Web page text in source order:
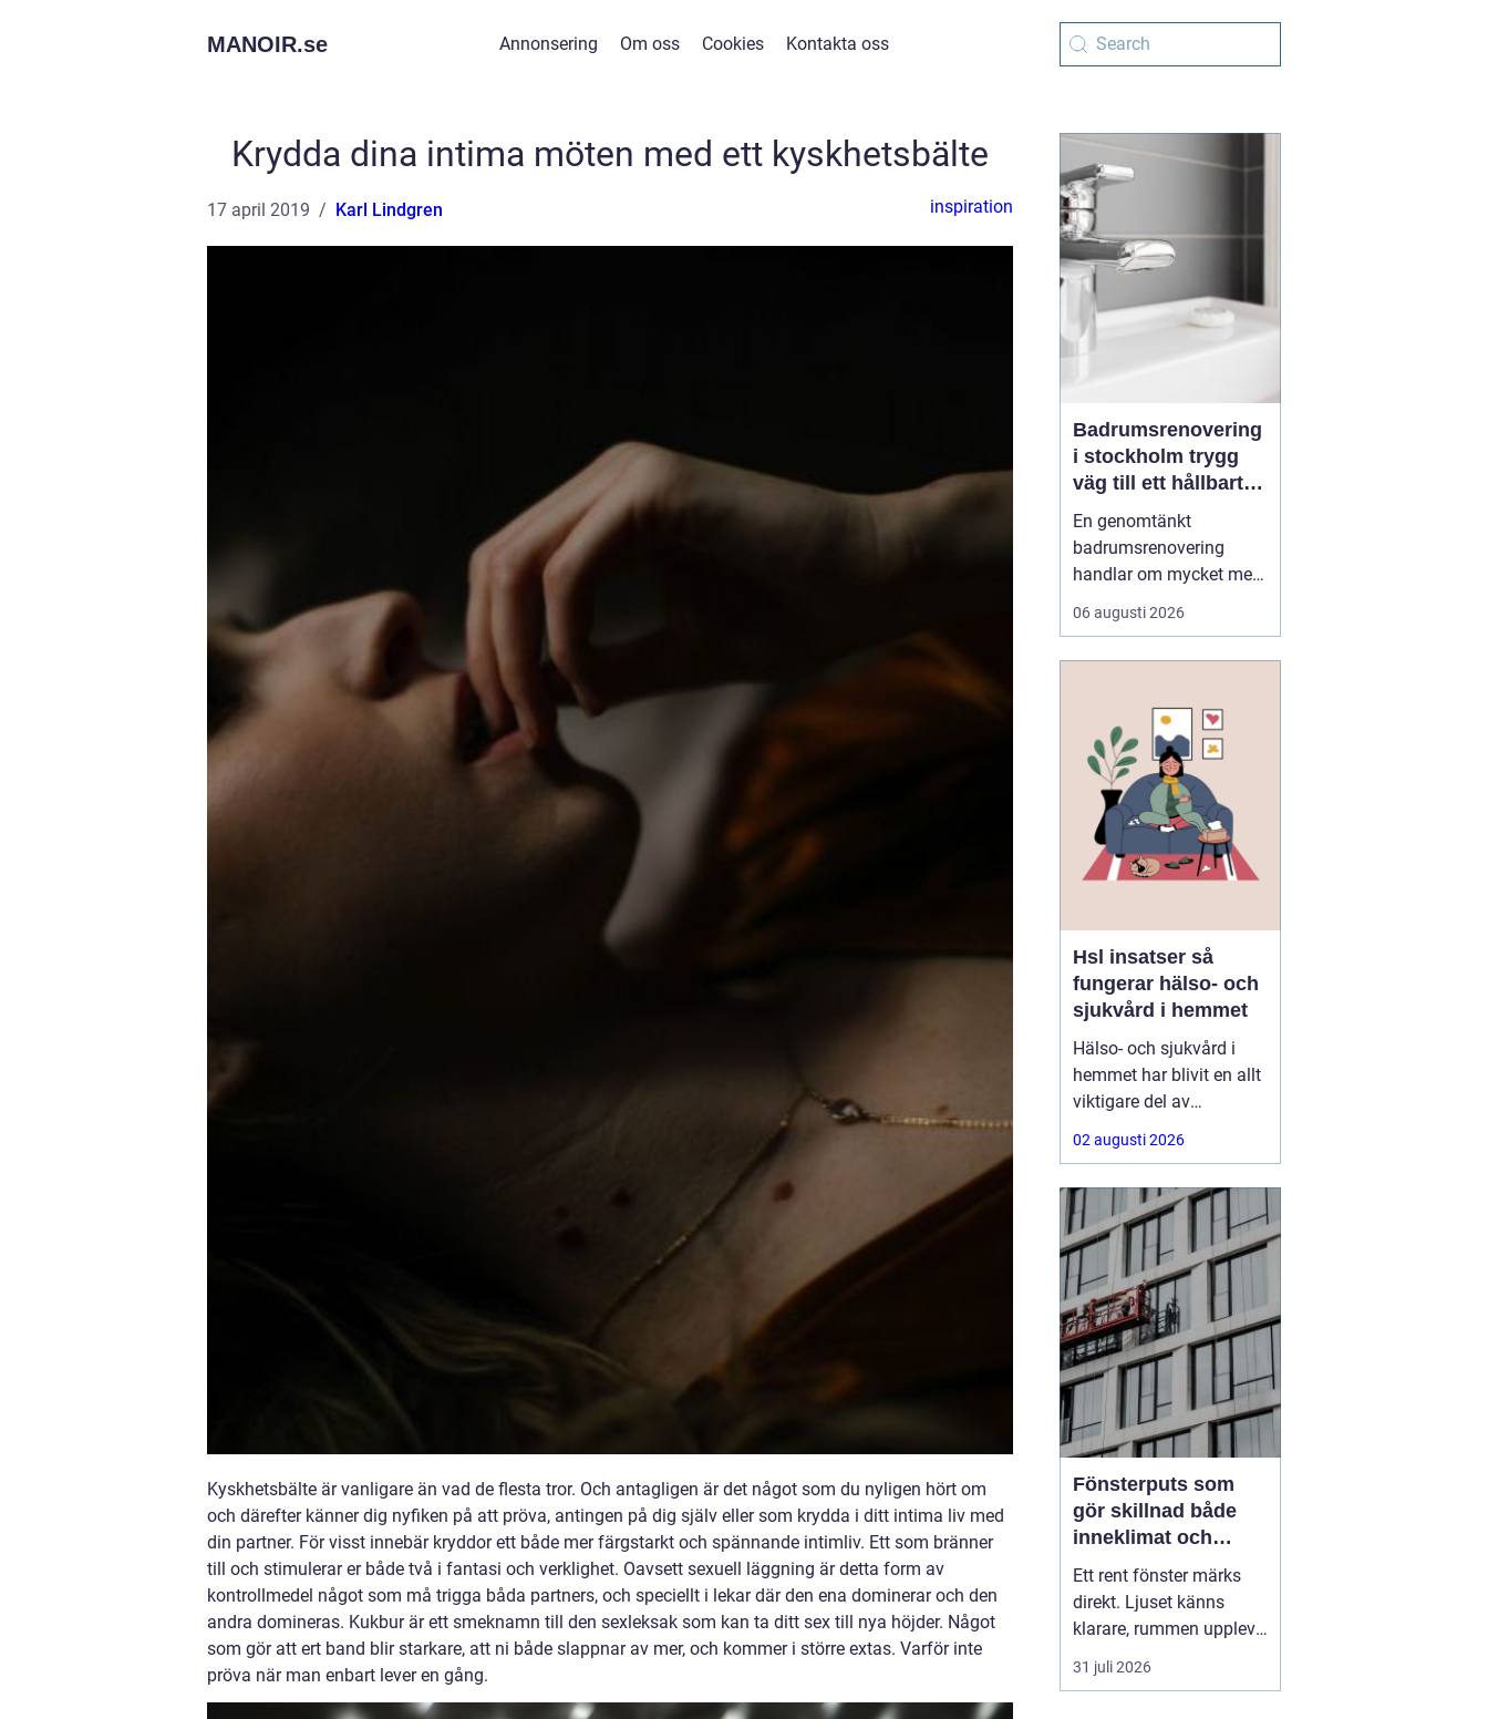
MANOIR.se Annonsering Om oss Cookies Kontakta oss
Krydda dina intima möten med ett kyskhetsbälte
17 april 2019 Karl Lindgren inspiration
Kyskhetsbälte är vanligare än vad de flesta tror. Och antagligen är det något som du nyligen hört om
och därefter känner dig nyfiken på att pröva, antingen på dig själv eller som krydda i ditt intima liv med
din partner. För visst innebär kryddor ett både mer färgstarkt och spännande intimliv. Ett som bränner
till och stimulerar er både två i fantasi och verklighet. Oavsett sexuell läggning är detta form av
kontrollmedel något som må trigga båda partners, och speciellt i lekar där den ena dominerar och den
andra domineras. Kukbur är ett smeknamn till den sexleksak som kan ta ditt sex till nya höjder. Något
som gör att ert band blir starkare, att ni både slappnar av mer, och kommer i större extas. Varför inte
pröva när man enbart lever en gång.
Badrumsrenovering
i stockholm trygg
väg till ett hållbart
badrum
En genomtänkt
badrumsrenovering
handlar om mycket mer
än nya kakelplattor och
en snygg duschhörna.
mest tekniskt
avancerade rum, där
funktion, hållbarhet och
stil måste samspela i en
miljö som utsätts för
fu...
06 augusti 2026
Hsl insatser så
fungerar hälso- och
sjukvård i hemmet
Hälso- och sjukvård i
hemmet har blivit en allt
viktigare del av
välfärden. Fler lever
längre, fler har komplexa
kunna bo kvar hemma
så länge som möjligt.
Här
spelar HSL insatser
en
02 augusti 2026
Fönsterputs som
gör skillnad både
inneklimat och
utsikt
Ett rent fönster märks
direkt. Ljuset känns
klarare, rummen upplevs
större och hela hemmet
eller kontoret ser mer
31 juli 2026